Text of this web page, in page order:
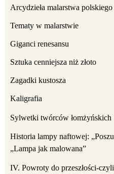
Arcydzieła malarstwa polskiego
Tematy w malarstwie
Giganci renesansu
Sztuka cenniejsza niż złoto
Zagadki kustosza
Kaligrafia
Sylwetki twórców łomżyńskich
Historia lampy naftowej:
„Lampa jak malowana”
IV. Powroty do przeszłości-